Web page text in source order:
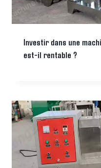
Investir dans une
est-il rentable ?